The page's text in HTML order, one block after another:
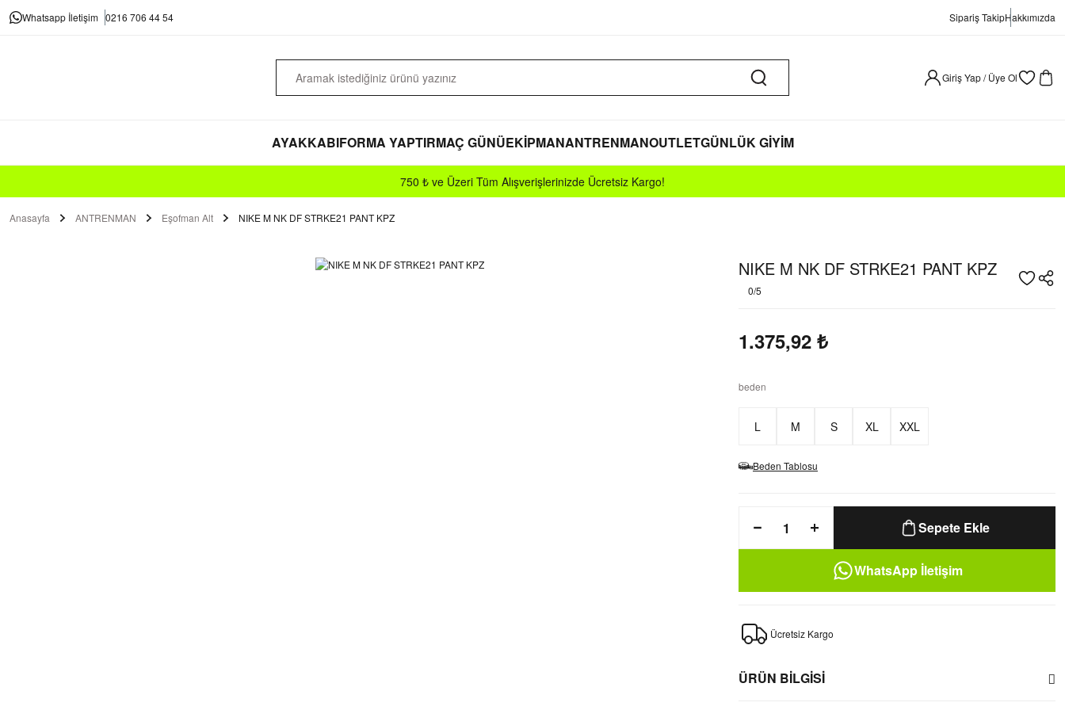
Whatsapp İletişim 0216 706 44 54 Sipariş TakipHakkımızda
Giriş Yap / Üye Ol
AYAKKABIFORMA YAPTIRMAÇ GÜNÜEKİPMANANTRENMANOUTLETGÜNLÜK GİYİM
750 ₺ ve Üzeri Tüm Alışverişlerinizde Ücretsiz Kargo!
Anasayfa ANTRENMAN Eşofman Alt NIKE M NK DF STRKE21 PANT KPZ
NIKE M NK DF STRKE21 PANT KPZ
0/5
1.375,92 ₺
beden
L M S XL XXL
Beden Tablosu
Sepete Ekle
WhatsApp İletişim
Ücretsiz Kargo
ÜRÜN BİLGİSİ